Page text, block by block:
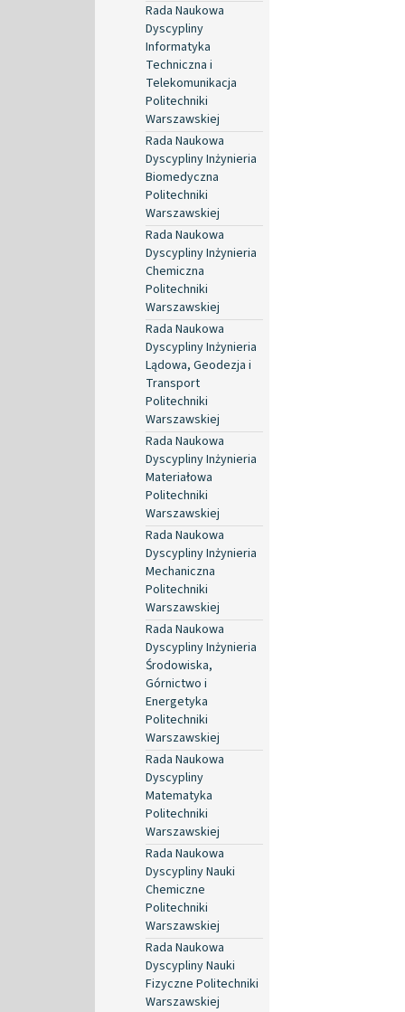
Rada Naukowa
Dyscypliny
Informatyka
Techniczna i
Telekomunikacja
Politechniki
Warszawskiej
Rada Naukowa
Dyscypliny Inżynieria
Biomedyczna
Politechniki
Warszawskiej
Rada Naukowa
Dyscypliny Inżynieria
Chemiczna
Politechniki
Warszawskiej
Rada Naukowa
Dyscypliny Inżynieria
Lądowa, Geodezja i
Transport
Politechniki
Warszawskiej
Rada Naukowa
Dyscypliny Inżynieria
Materiałowa
Politechniki
Warszawskiej
Rada Naukowa
Dyscypliny Inżynieria
Mechaniczna
Politechniki
Warszawskiej
Rada Naukowa
Dyscypliny Inżynieria
Środowiska,
Górnictwo i
Energetyka
Politechniki
Warszawskiej
Rada Naukowa
Dyscypliny
Matematyka
Politechniki
Warszawskiej
Rada Naukowa
Dyscypliny Nauki
Chemiczne
Politechniki
Warszawskiej
Rada Naukowa
Dyscypliny Nauki
Fizyczne Politechniki
Warszawskiej